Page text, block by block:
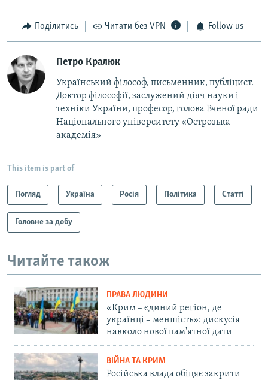
Поділитись Читати без VPN Follow us
Петро Кралюк
Український філософ, письменник, публіцист.
Доктор філософії, заслужений діяч науки і
техніки України, професор,​ голова Вченої ради
Національного університету «Острозька
академія»
This item is part of
Погляд Україна Росія Політика Статті
Головне за добу
Читайте також
ПРАВА ЛЮДИНИ
«Крим – єдиний регіон, де
українці – меншість»: дискусія
навколо нової пам'ятної дати
ВІЙНА ТА КРИМ
Російська влада обіцяє закрити